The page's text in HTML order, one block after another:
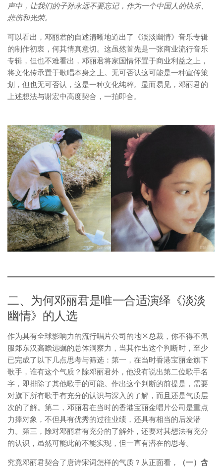
声中，让我们的子孙永远不要忘记，作为一个中国人的快乐、
悲伤和光荣。
可以看出，邓丽君的自述清晰地道出了《淡淡幽情》音乐专辑
的制作初衷，何其情真意切。这虽然首先是一张商业流行音乐
专辑，但也不难看出，邓丽君将家国情怀置于商业利益之上，
将文化传承置于歌唱本身之上。无可否认这可能是一种宣传策
划，但也无可否认，这是一种文化纯粹。显而易见，邓丽君的
上述想法与谢宏中高度契合，一拍即合。
二、为何邓丽君是唯一合适演绎《淡淡
幽情》的人选
作为具有全球影响力的流行唱片公司的地区总裁，你不得不佩
服郑东汉高瞻远瞩的总体洞察力，当其作出这个判断时，至少
已完成了以下几点思考与筛选：第一，在当时香港宝丽金旗下
歌手，谁有这个气质？除邓丽君外，他没有说出第二位歌手名
字，即排除了其他歌手的可能。作出这个判断的前提是，需要
对旗下所有歌手有充分的认识与深入的了解，而且还是气质层
次的了解。第二，邓丽君在当时的香港宝丽金唱片公司是重点
力捧对象，不但具有优秀的过往业绩，还具有相当的后发潜
力。第三，除对邓丽君有充分的了解外，还要对其想法有充分
的认识，虽然可能此前不能实现，但一直有潜在的思考。
究竟邓丽君契合了唐诗宋词怎样的气质？从正面看，
（一）含